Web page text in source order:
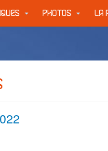
PHOTOS LA